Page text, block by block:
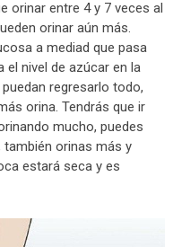
orinar entre 4 y 7 veces al
orinar aún más.
a mediad que pasa
nivel de azúcar en la
regresarlo todo,
orina. Tendrás que ir
mucho, puedes
orinas más y
estará seca y es